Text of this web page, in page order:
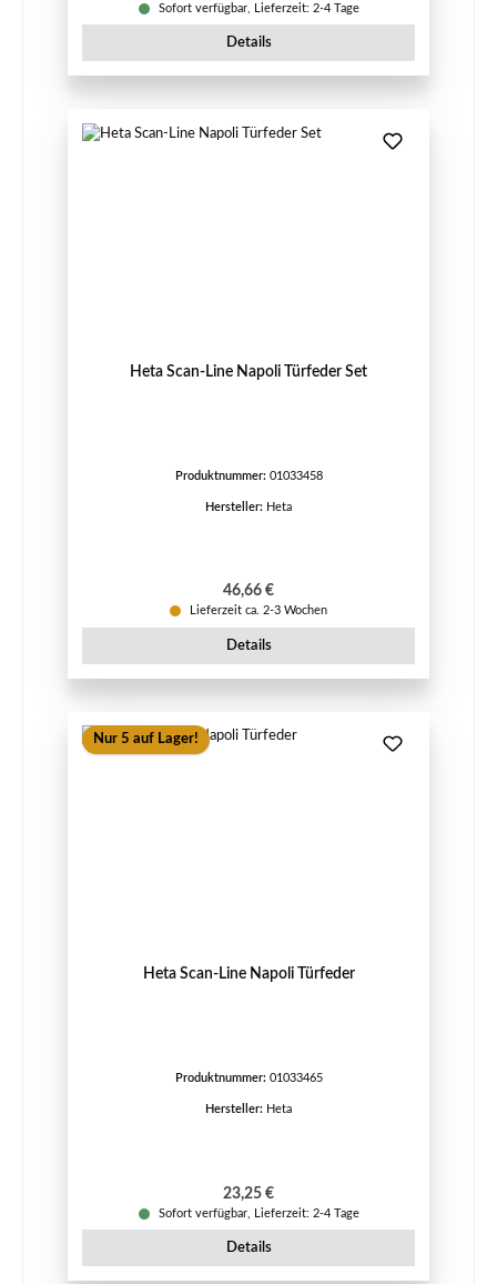
Sofort verfügbar, Lieferzeit: 2-4 Tage
Details
Heta Scan-Line Napoli Türfeder Set
Produktnummer: 01033458
Hersteller: Heta
Regulärer Preis:
46,66 €
Lieferzeit ca. 2-3 Wochen
Details
Nur 5 auf Lager!
Heta Scan-Line Napoli Türfeder
Produktnummer: 01033465
Hersteller: Heta
Regulärer Preis:
23,25 €
Sofort verfügbar, Lieferzeit: 2-4 Tage
Details